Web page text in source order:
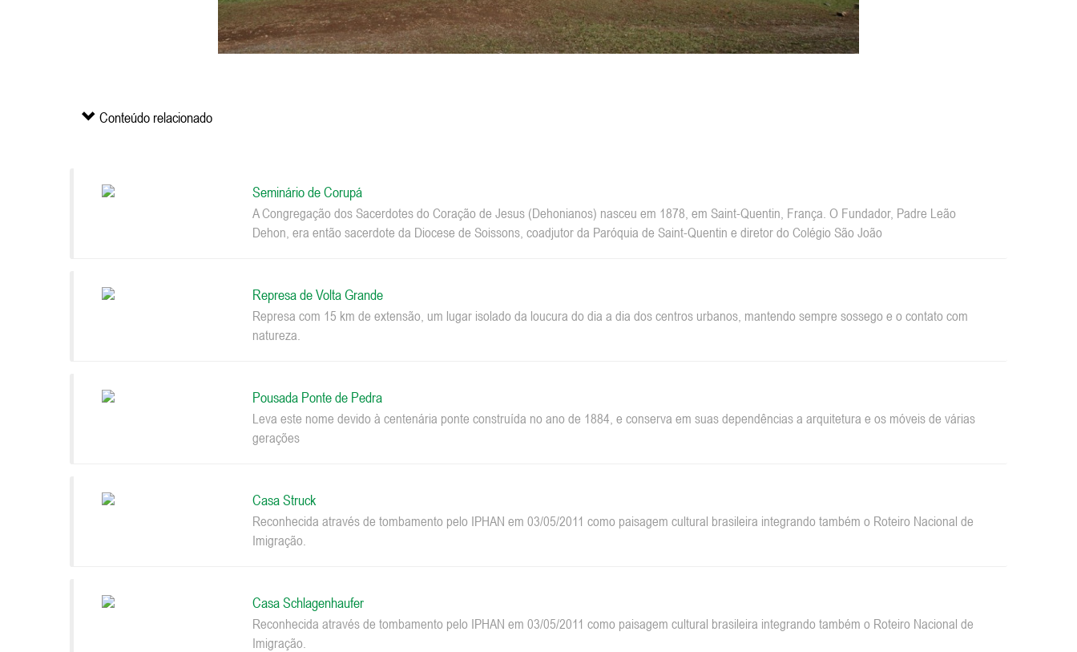
Conteúdo relacionado
Seminário de Corupá
A Congregação dos Sacerdotes do Coração de Jesus (Dehonianos) nasceu em 1878, em Saint-Quentin, França. O Fundador, Padre Leão
Dehon, era então sacerdote da Diocese de Soissons, coadjutor da Paróquia de Saint-Quentin e diretor do Colégio São João
Represa de Volta Grande
Represa com 15 km de extensão, um lugar isolado da loucura do dia a dia dos centros urbanos, mantendo sempre sossego e o contato com
natureza.
Pousada Ponte de Pedra
Leva este nome devido à centenária ponte construída no ano de 1884, e conserva em suas dependências a arquitetura e os móveis de várias
gerações
Casa Struck
Reconhecida através de tombamento pelo IPHAN em 03/05/2011 como paisagem cultural brasileira integrando também o Roteiro Nacional de
Imigração.
Casa Schlagenhaufer
Reconhecida através de tombamento pelo IPHAN em 03/05/2011 como paisagem cultural brasileira integrando também o Roteiro Nacional de
Imigração.